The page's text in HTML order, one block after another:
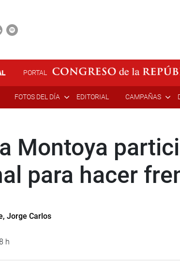
PORTAL
FOTOS DEL DÍA EDITORIAL CAMPAÑAS
Montoya
para hacer
Jorge Carlos
h